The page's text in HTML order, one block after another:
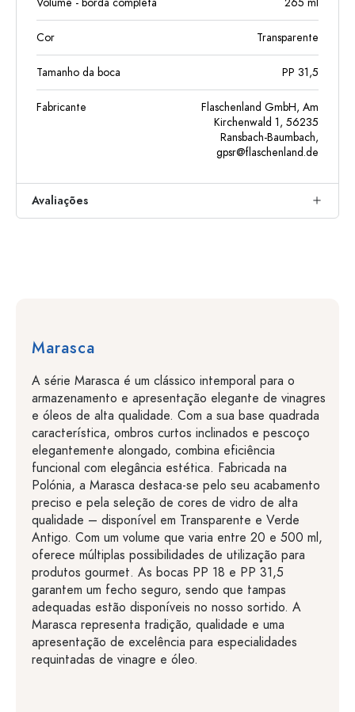
Cor Transparente
Tamanho da boca PP 31,5
Fabricante
Flaschenland GmbH, Am
Kirchenwald 1, 56235
Ransbach-Baumbach,
gpsr@flaschenland.de
Avaliações
Marasca
A série Marasca é um clássico intemporal para o
armazenamento e apresentação elegante de vinagres
e óleos de alta qualidade. Com a sua base quadrada
característica, ombros curtos inclinados e pescoço
elegantemente alongado, combina eficiência
funcional com elegância estética. Fabricada na
Polónia, a Marasca destaca-se pelo seu acabamento
preciso e pela seleção de cores de vidro de alta
qualidade – disponível em Transparente e Verde
Antigo. Com um volume que varia entre 20 e 500 ml,
oferece múltiplas possibilidades de utilização para
produtos gourmet. As bocas PP 18 e PP 31,5
garantem um fecho seguro, sendo que tampas
adequadas estão disponíveis no nosso sortido. A
Marasca representa tradição, qualidade e uma
apresentação de excelência para especialidades
requintadas de vinagre e óleo.